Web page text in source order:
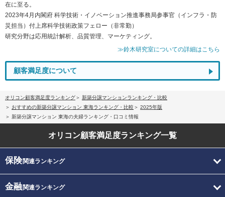
在に至る。
2023年4月内閣府 科学技術・イノベーション推進事務局参事官（インフラ・防
災担当）付上席科学技術政策フェロー（非常勤）
研究分野は応用統計解析、品質管理、マーケティング。
≫鈴木研究室についての詳細はこちら
顧客満足度について
オリコン顧客満足度ランキング
新築分譲マンションランキング・比較
おすすめの新築分譲マンション 東海ランキング・比較
2025年版
新築分譲マンション 東海の夫婦ランキング・口コミ情報
オリコン顧客満足度ランキング一覧
保険関連ランキング
金融関連ランキング